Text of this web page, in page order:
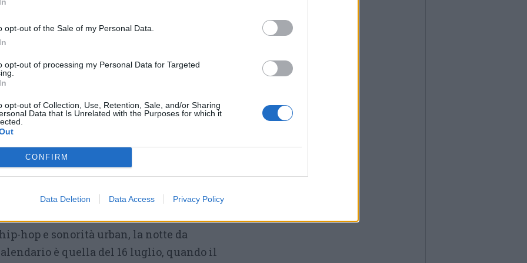
opt-out of the Sale of my Personal Data.
opt-out of processing my Personal Data for Targeted
opt-out of Collection, Use, Retention, Sale, and/or Sharing
Data that Is Unrelated with the Purposes for which it
CONFIRM
Data Deletion Data Access Privacy Policy
musica italiana dal vivo, capaci di
un rito collettivo fatto di energia,
condivisa. Una serata che unisce
tra folk, combat rock, poesia urbana
stare insieme.
un appuntamento imperdibile per
e dell’alternative italiano: l’Isola del
i
sul palco dai leggendari
alle sonorità nate nei primi anni duemila
formata dai
hop e sonorità urban, la notte da
è quella del 16 luglio, quando il